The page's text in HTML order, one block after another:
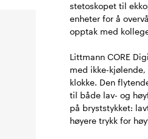
stetoskopet til
enheter for å
opptak med
Littmann CORE
med ikke-
klokke. Den
til både lav- og
på bryststykket:
høyere trykk for